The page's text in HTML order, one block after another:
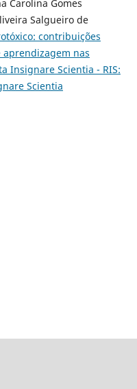
Carolina Gomes
Salgueiro de
contribuições
aprendizagem nas
Insignare Scientia - RIS:
Scientia